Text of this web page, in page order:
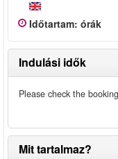
Időtartam: órák
Indulási idők
Please check the
Mit tartalmaz?